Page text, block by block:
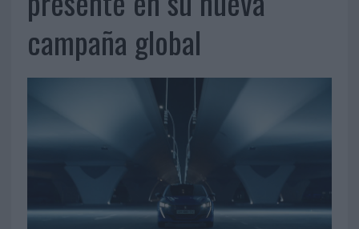
campaña global